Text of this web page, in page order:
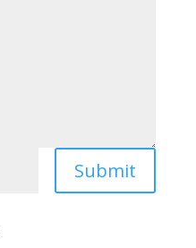
Submit